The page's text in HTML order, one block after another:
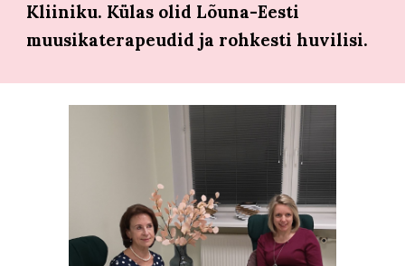
Kliiniku. Külas olid Lõuna-Eesti
muusikaterapeudid ja rohkesti huvilisi.